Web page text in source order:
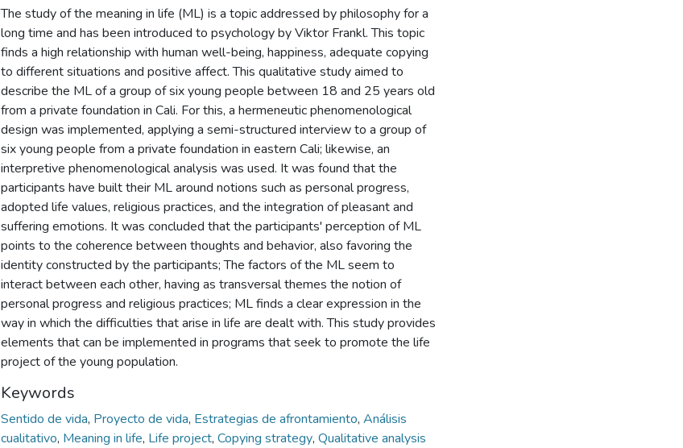
The study of the meaning in life (ML) is a topic addressed by philosophy for a
long time and has been introduced to psychology by Viktor Frankl. This topic
finds a high relationship with human well-being, happiness, adequate copying
to different situations and positive affect. This qualitative study aimed to
describe the ML of a group of six young people between 18 and 25 years old
from a private foundation in Cali. For this, a hermeneutic phenomenological
design was implemented, applying a semi-structured interview to a group of
six young people from a private foundation in eastern Cali; likewise, an
interpretive phenomenological analysis was used. It was found that the
participants have built their ML around notions such as personal progress,
adopted life values, religious practices, and the integration of pleasant and
suffering emotions. It was concluded that the participants' perception of ML
points to the coherence between thoughts and behavior, also favoring the
identity constructed by the participants; The factors of the ML seem to
interact between each other, having as transversal themes the notion of
personal progress and religious practices; ML finds a clear expression in the
way in which the difficulties that arise in life are dealt with. This study provides
elements that can be implemented in programs that seek to promote the life
project of the young population.
Keywords
Sentido de vida, Proyecto de vida, Estrategias de afrontamiento, Análisis
cualitativo, Meaning in life, Life project, Copying strategy, Qualitative analysis